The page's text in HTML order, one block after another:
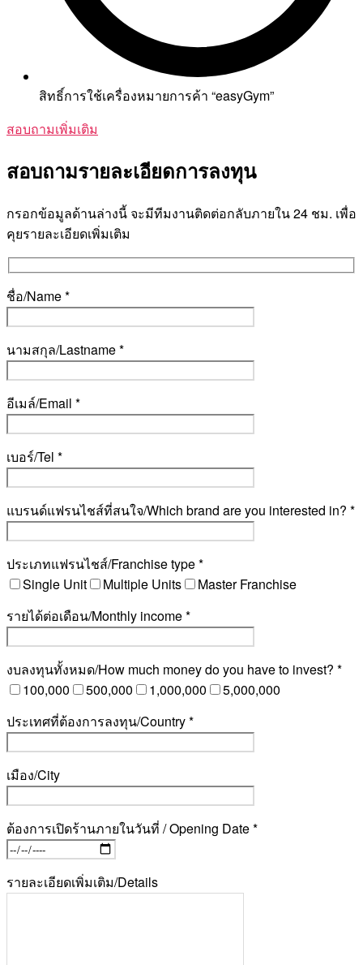
สิทธิ์การใช้เครื่องหมายการค้า “easyGym”
สอบถามเพิ่มเติม
สอบถามรายละเอียดการลงทุน
กรอกข้อมูลด้านล่างนี้ จะมีทีมงานติดต่อกลับภายใน 24 ชม. เพื่อ
คุยรายละเอียดเพิ่มเติม
ชื่อ/Name *
นามสกุล/Lastname *
อีเมล์/Email *
เบอร์/Tel *
แบรนด์แฟรนไชส์ที่สนใจ/Which brand are you interested in? *
ประเภทแฟรนไชส์/Franchise type *
Single Unit
Multiple Units
Master Franchise
รายได้ต่อเดือน/Monthly income *
งบลงทุนทั้งหมด/How much money do you have to invest? *
100,000
500,000 1,000,000
5,000,000
ประเทศที่ต้องการลงทุน/Country *
เมือง/City
ต้องการเปิดร้านภายในวันที่ / Opening Date *
รายละเอียดเพิ่มเติม/Details